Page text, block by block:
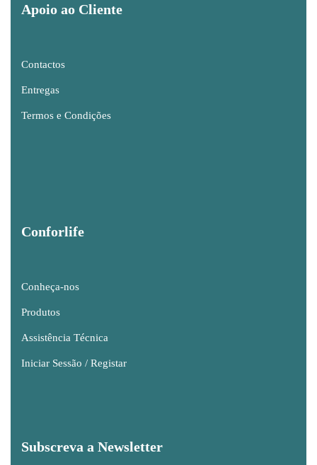
Apoio ao Cliente
Contactos
Entregas
Termos e Condições
Conforlife
Conheça-nos
Produtos
Assistência Técnica
Iniciar Sessão / Registar
Subscreva a Newsletter